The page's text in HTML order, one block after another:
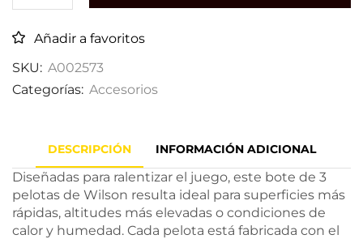
Añadir a favoritos
SKU: A002573
Categorías: Accesorios
DESCRIPCIÓN INFORMACIÓN ADICIONAL
Diseñadas para ralentizar el juego, este bote de 3
pelotas de Wilson resulta ideal para superficies más
rápidas, altitudes más elevadas o condiciones de
calor y humedad. Cada pelota está fabricada con el